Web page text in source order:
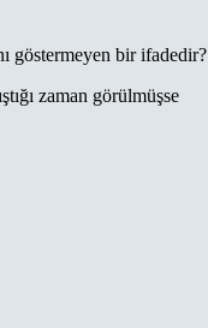
göstermeyen bir ifadedir?
zaman görülmüşse